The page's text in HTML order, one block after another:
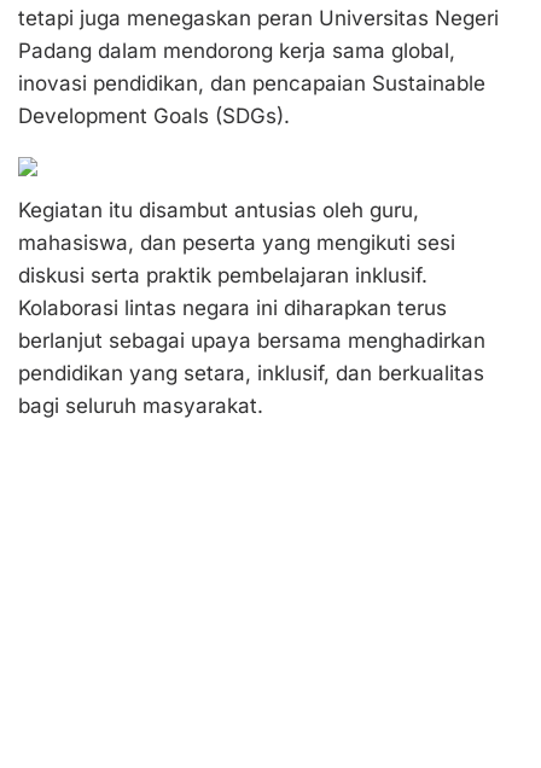
tetapi juga menegaskan peran Universitas Negeri
Padang dalam mendorong kerja sama global,
inovasi pendidikan, dan pencapaian Sustainable
Development Goals (SDGs).
Kegiatan itu disambut antusias oleh guru,
mahasiswa, dan peserta yang mengikuti sesi
diskusi serta praktik pembelajaran inklusif.
Kolaborasi lintas negara ini diharapkan terus
berlanjut sebagai upaya bersama menghadirkan
pendidikan yang setara, inklusif, dan berkualitas
bagi seluruh masyarakat.